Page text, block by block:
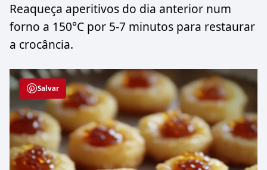
Reaqueça aperitivos do dia anterior num
forno a 150°C por 5-7 minutos para restaurar
a crocância.
Salvar